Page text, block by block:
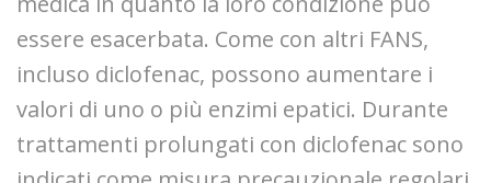
essere esacerbata. Come con altri FANS,
incluso diclofenac, possono aumentare i
valori di uno o più enzimi epatici. Durante
trattamenti prolungati con diclofenac sono